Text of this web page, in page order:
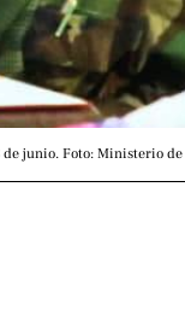
junio. Foto: Ministerio de